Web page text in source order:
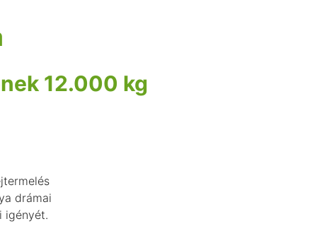
12.000 kg
drámai
igényét.